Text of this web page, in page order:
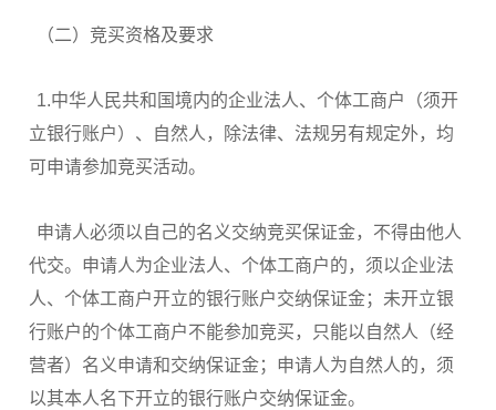
（二）竞买资格及要求
1.中华人民共和国境内的企业法人、个体工商户（须开
立银行账户）、自然人，除法律、法规另有规定外，均
可申请参加竞买活动。
申请人必须以自己的名义交纳竞买保证金，不得由他人
代交。申请人为企业法人、个体工商户的，须以企业法
人、个体工商户开立的银行账户交纳保证金；未开立银
行账户的个体工商户不能参加竞买，只能以自然人（经
营者）名义申请和交纳保证金；申请人为自然人的，须
以其本人名下开立的银行账户交纳保证金。